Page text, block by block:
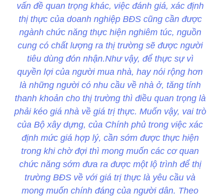
vấn đề quan trọng khác, việc đánh giá, xác định
thị thực của doanh nghiệp BĐS cũng cần được
ngành chức năng thực hiện nghiêm túc, nguồn
cung có chất lượng ra thị trường sẽ được người
tiêu dùng đón nhận.Như vậy, để thực sự vì
quyền lợi của người mua nhà, hay nói rộng hơn
là những người có nhu cầu về nhà ở, tăng tính
thanh khoản cho thị trường thì điều quan trọng là
phải kéo giá nhà về giá trị thực. Muốn vậy, vai trò
của Bộ xây dựng, của Chính phủ trong việc xác
định mức giá hợp lý, cần sớm được thực hiện
trong khi chờ đợi thì mong muốn các cơ quan
chức năng sớm đưa ra được một lộ trình để thị
trường BĐS về với giá trị thực là yêu cầu và
mong muốn chính đáng của người dân. Theo